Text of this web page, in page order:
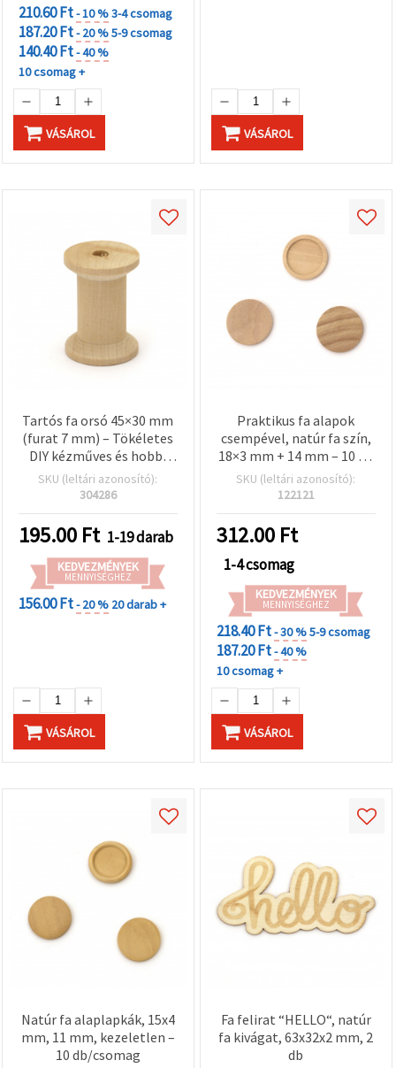
210.60 Ft- 10 %3-4 csomag
187.20 Ft- 20 %5-9 csomag
140.40 Ft- 40 %
10 csomag +
VÁSÁROL VÁSÁROL
Tartós fa orsó 45×30 mm
(furat 7 mm) – Tökéletes
DIY kézműves és hobbi
projektekhez, varráshoz
SKU (leltári azonosító):
304286
195.00 Ft 1-19 darab
KEDVEZMÉNYEK
MENNYISÉGHEZ
156.00 Ft- 20 % 20 darab +
VÁSÁROL
Praktikus fa alapok
csempével, natúr fa szín,
18×3 mm + 14 mm – 10 db
kreatív
kézműveskedéshez
SKU (leltári azonosító):
122121
312.00 Ft
1-4 csomag
KEDVEZMÉNYEK
MENNYISÉGHEZ
218.40 Ft- 30 %5-9 csomag
187.20 Ft- 40 %
10 csomag +
VÁSÁROL
Natúr fa alaplapkák, 15x4
mm, 11 mm, kezeletlen –
10 db/csomag
Fa felirat “HELLO“, natúr
fa kivágat, 63x32x2 mm, 2
db